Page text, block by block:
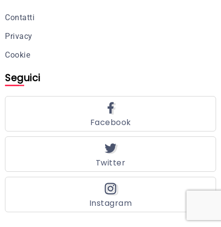
Contatti
Privacy
Cookie
Seguici
Facebook
Twitter
Instagram